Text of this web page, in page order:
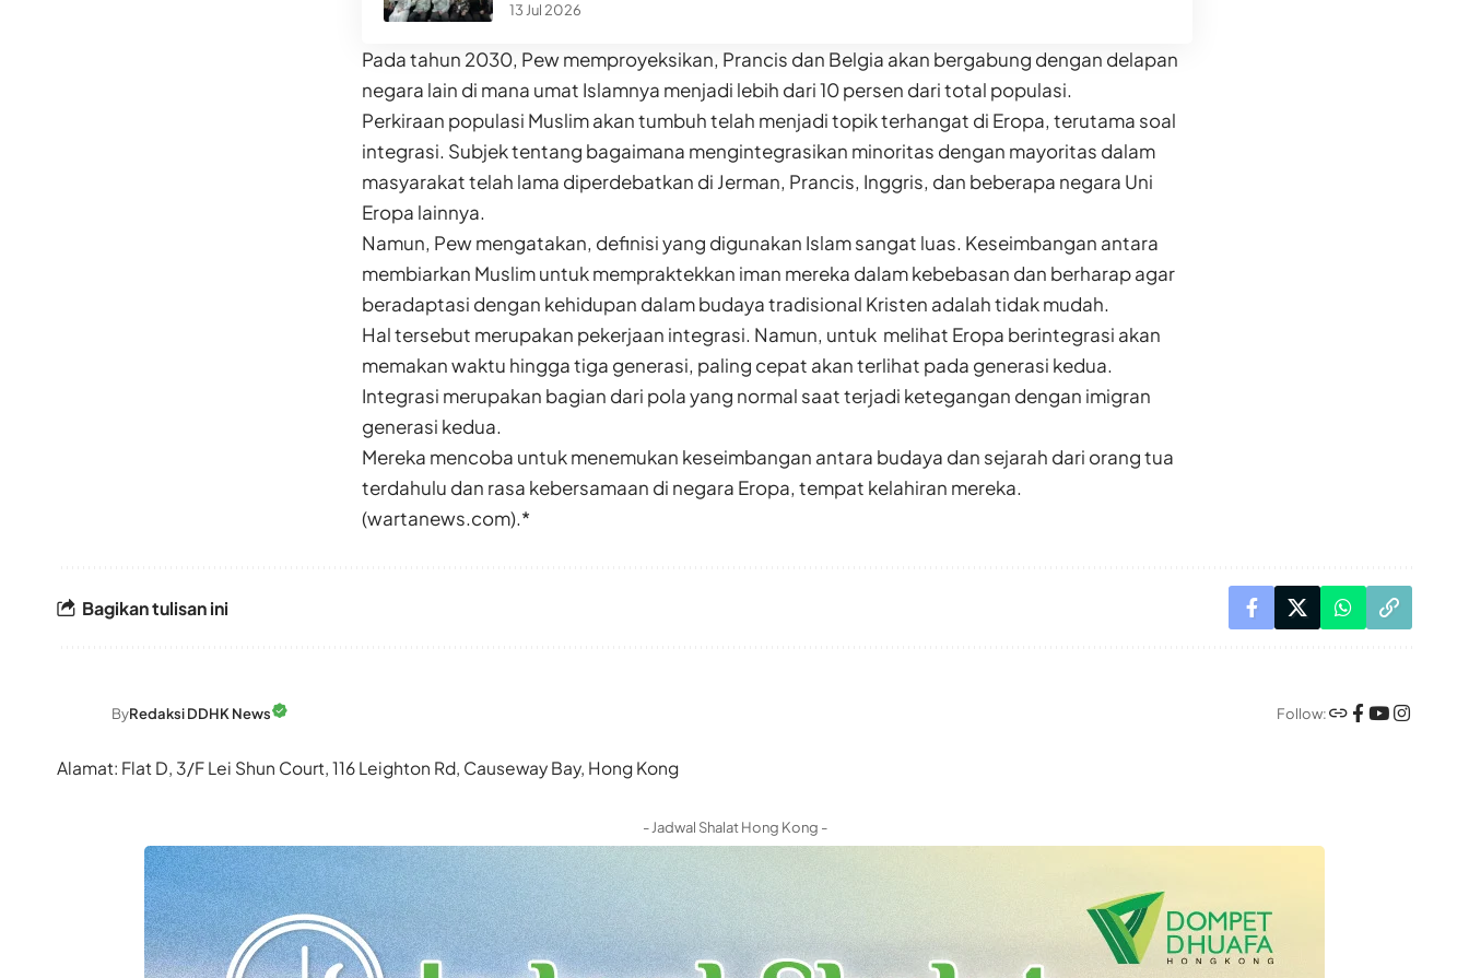
13 Jul 2026
Pada tahun 2030, Pew memproyeksikan, Prancis dan Belgia akan bergabung dengan delapan
negara lain di mana umat Islamnya menjadi lebih dari 10 persen dari total populasi.
Perkiraan populasi Muslim akan tumbuh telah menjadi topik terhangat di Eropa, terutama soal
integrasi. Subjek tentang bagaimana mengintegrasikan minoritas dengan mayoritas dalam
masyarakat telah lama diperdebatkan di Jerman, Prancis, Inggris, dan beberapa negara Uni
Eropa lainnya.
Namun, Pew mengatakan, definisi yang digunakan Islam sangat luas. Keseimbangan antara
membiarkan Muslim untuk mempraktekkan iman mereka dalam kebebasan dan berharap agar
beradaptasi dengan kehidupan dalam budaya tradisional Kristen adalah tidak mudah.
Hal tersebut merupakan pekerjaan integrasi. Namun, untuk melihat Eropa berintegrasi akan
memakan waktu hingga tiga generasi, paling cepat akan terlihat pada generasi kedua.
Integrasi merupakan bagian dari pola yang normal saat terjadi ketegangan dengan imigran
generasi kedua.
Mereka mencoba untuk menemukan keseimbangan antara budaya dan sejarah dari orang tua
terdahulu dan rasa kebersamaan di negara Eropa, tempat kelahiran mereka.
(wartanews.com).*
Bagikan tulisan ini
ByRedaksi DDHK News Follow:
Alamat: Flat D, 3/F Lei Shun Court, 116 Leighton Rd, Causeway Bay, Hong Kong
- Jadwal Shalat Hong Kong -